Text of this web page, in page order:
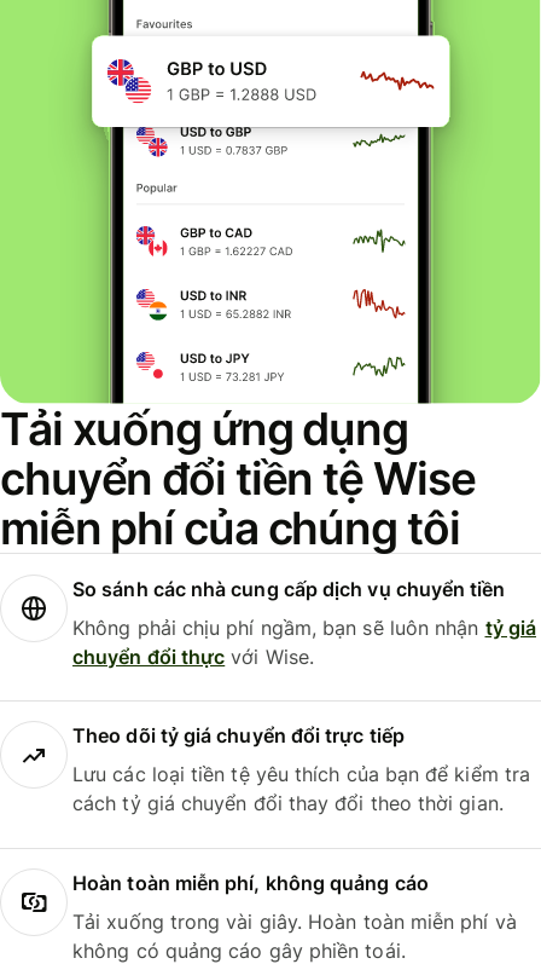
Tải xuống ứng dụng
chuyển đổi tiền tệ Wise
miễn phí của chúng tôi
So sánh các nhà cung cấp dịch vụ chuyển tiền
Không phải chịu phí ngầm, bạn sẽ luôn nhận tỷ giá
chuyển đổi thực với Wise.
Theo dõi tỷ giá chuyển đổi trực tiếp
Lưu các loại tiền tệ yêu thích của bạn để kiểm tra
cách tỷ giá chuyển đổi thay đổi theo thời gian.
Hoàn toàn miễn phí, không quảng cáo
Tải xuống trong vài giây. Hoàn toàn miễn phí và
không có quảng cáo gây phiền toái.